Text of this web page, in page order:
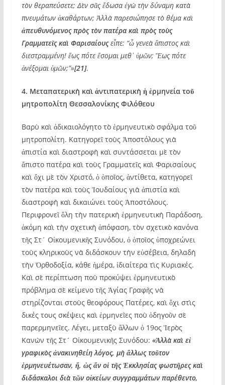
τὸν θεραπεύσετε; Δὲν σᾶς ἔδωσα ἐγὼ τὴν δύναμη κατὰ
πνευμάτων ἀκαθάρτων; Ἀλλὰ παρεσιώπησε τὸ θέμα καὶ
ἀπευθυνόμενος πρὸς τὸν πατέρα καὶ πρὸς τοὺς
Γραμματεῖς καὶ Φαρισαίουςεἶπε: “ὦ γενεὰ ἄπιστος καὶ
διεστραμμένη! ἕως πότε ἔσομαι μεθ᾽ ὑμῶν; Ἕως πότε
ἀνέξομαι ὑμῶν;”»[21].
4. Μεταπατερικὴ καὶ ἀντιπατερικὴ ἡ ἑρμηνεία τοῦ
μητροπολίτη Θεσσαλονίκης Φιλόθεου
Βαρὺ καὶ ἀδικαιολόγητο τὸ ἑρμηνευτικὸ σφάλμα τοῦ
μητροπολίτη. Κατηγορεῖ τοὺς Ἀποστόλους γιὰ
ἀπιστία καὶ διαστροφὴ καὶ συντάσσεται μὲ τὸν
ἄπιστο πατέρα καὶ τοὺς Γραμματεῖς καὶ Φαρισαίους
καὶ ὄχι μὲ τὸν Χριστό, ὁ ὁποῖος, ἀντίθετα, κατηγορεῖ
τὸν πατέρα καὶ τοὺς Ἰουδαίους γιὰ ἀπιστία καὶ
διαστροφὴ καὶ δικαιώνει τοὺς Ἀποστόλους.
Περιφρονεῖ ὅλη τὴν πατερικὴ ἑρμηνευτικὴ Παράδοση,
ἀκόμη καὶ τὴν σχετικὴ ἀπόφαση, τὸν σχετικὸ κανόνα
τῆς Στ´ Οἰκουμενικῆς Συνόδου, ὁ ὁποῖος ὑποχρεώνει
τοὺς κληρικοὺς νὰ διδάσκουν τὴν εὐσέβεια, δηλαδὴ
τὴν Ὀρθοδοξία, κάθε ἡμέρα, ἰδιαίτερα τὶς Κυριακές.
Καὶ σὲ περίπτωση ποὺ προκύψει ἑρμηνευτικὸ
πρόβλημα σὲ κείμενο τῆς Ἁγίας Γραφῆς νὰ
στηρίζονται στοὺς θεοφόρους Πατέρες, καὶ ὄχι στὶς
δικές τους σκέψεις καὶ ἑρμηνεῖες ποὺ ὁδηγοῦν σὲ
παρερμηνεῖες. Λέγει, μεταξὺ ἄλλων ὁ 19ος Ἱερὸς
Κανὼν τῆς Στ´ Οἰκουμενικῆς Συνόδου: «Ἀλλὰ καὶ εἰ
γραφικὸς ἀνακινηθείη λόγος, μὴ ἄλλως τοῦτον
ἑρμηνευέτωσαν, ἤ, ὡς ἄν οἱ τῆς Ἐκκλησίας φωστῆρες καὶ
διδάσκαλοι διὰ τῶν οἰκείων συγγραμμάτων παρέθεντο,